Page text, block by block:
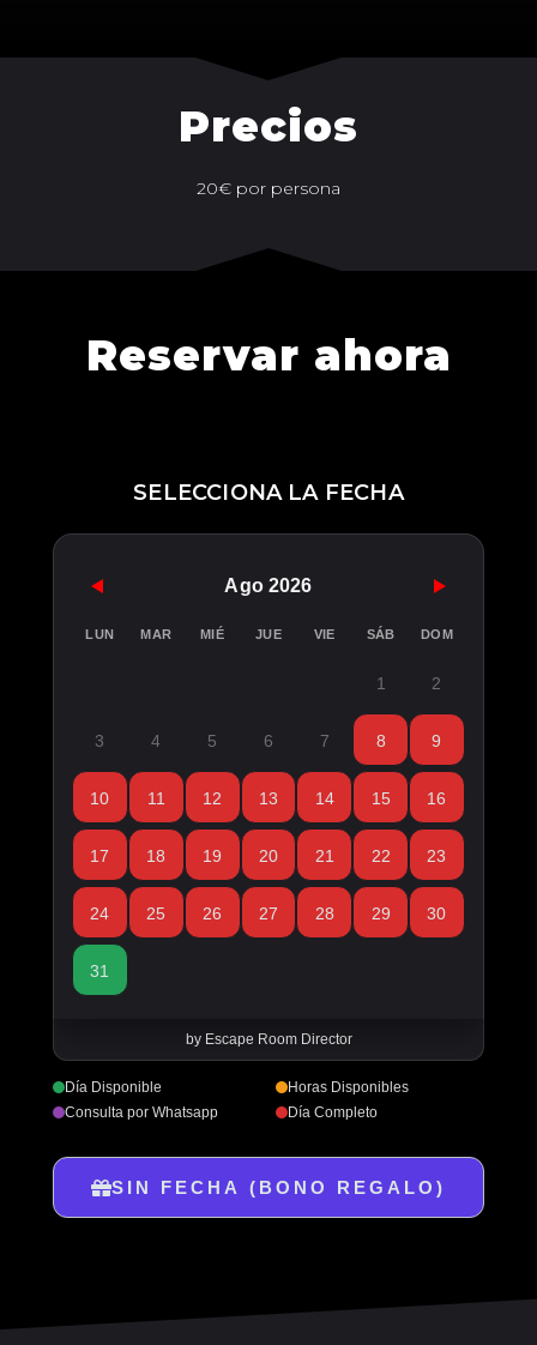
Precios
20€ por persona
Reservar ahora
SELECCIONA LA FECHA
Ago 2026
LUN MAR MIÉ JUE VIE SÁB DOM
1 2
3 4 5 6 7 8 9
10 11 12 13 14 15 16
17 18 19 20 21 22 23
24 25 26 27 28 29 30
31
by Escape Room Director
Día Disponible
Horas Disponibles
Consulta por Whatsapp
Día Completo
SIN FECHA (BONO REGALO)